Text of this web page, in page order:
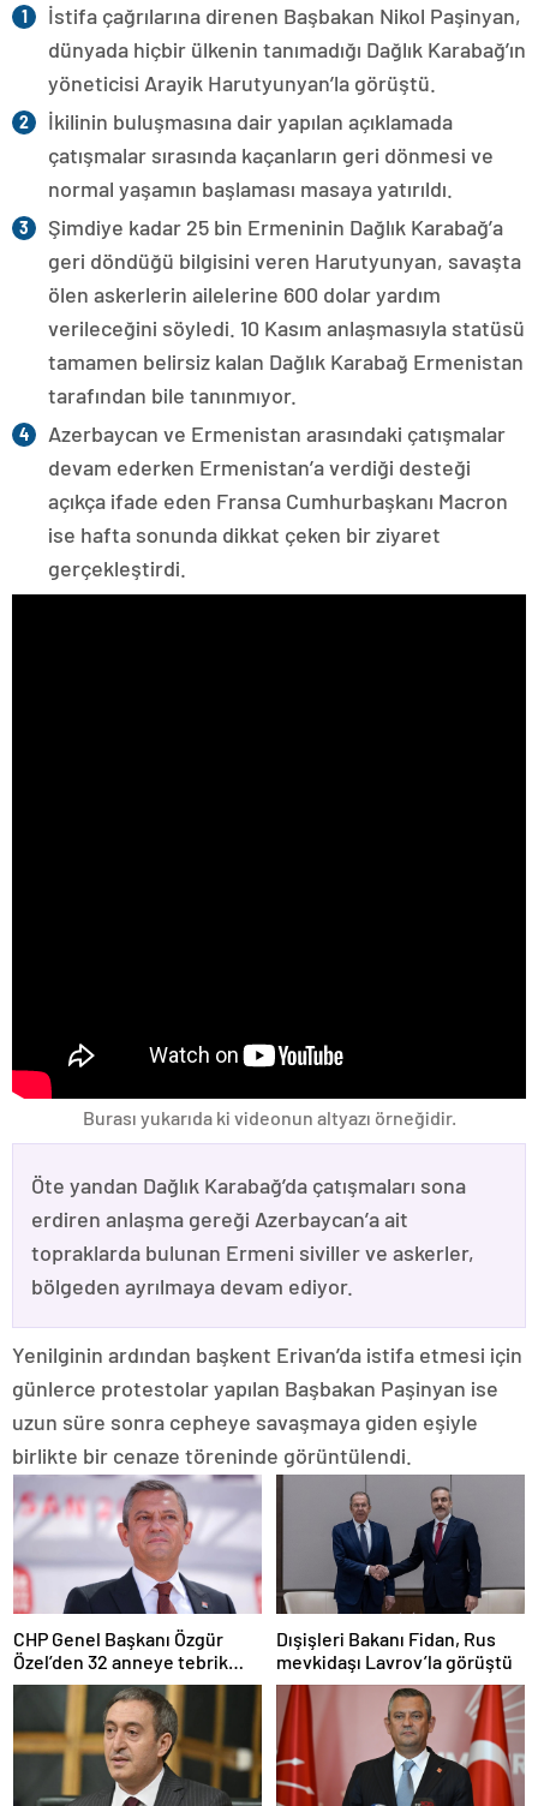
İstifa çağrılarına direnen Başbakan Nikol Paşinyan,
dünyada hiçbir ülkenin tanımadığı Dağlık Karabağ’ın
yöneticisi Arayik Harutyunyan’la görüştü.
İkilinin buluşmasına dair yapılan açıklamada
çatışmalar sırasında kaçanların geri dönmesi ve
normal yaşamın başlaması masaya yatırıldı.
Şimdiye kadar 25 bin Ermeninin Dağlık Karabağ’a
geri döndüğü bilgisini veren Harutyunyan, savaşta
ölen askerlerin ailelerine 600 dolar yardım
verileceğini söyledi. 10 Kasım anlaşmasıyla statüsü
tamamen belirsiz kalan Dağlık Karabağ Ermenistan
tarafından bile tanınmıyor.
Azerbaycan ve Ermenistan arasındaki çatışmalar
devam ederken Ermenistan’a verdiği desteği
açıkça ifade eden Fransa Cumhurbaşkanı Macron
ise hafta sonunda dikkat çeken bir ziyaret
gerçekleştirdi.
Burası yukarıda ki videonun altyazı örneğidir.
Öte yandan Dağlık Karabağ’da çatışmaları sona
erdiren anlaşma gereği Azerbaycan’a ait
topraklarda bulunan Ermeni siviller ve askerler,
bölgeden ayrılmaya devam ediyor.
Yenilginin ardından başkent Erivan’da istifa etmesi için
günlerce protestolar yapılan Başbakan Paşinyan ise
uzun süre sonra cepheye savaşmaya giden eşiyle
birlikte bir cenaze töreninde görüntülendi.
CHP Genel Başkanı Özgür
Özel’den 32 anneye tebrik
telefonu
Dışişleri Bakanı Fidan, Rus
mevkidaşı Lavrov’la görüştü